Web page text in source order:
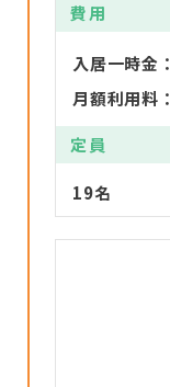
費用
入居一時金：
月額利用料：
定員
19名